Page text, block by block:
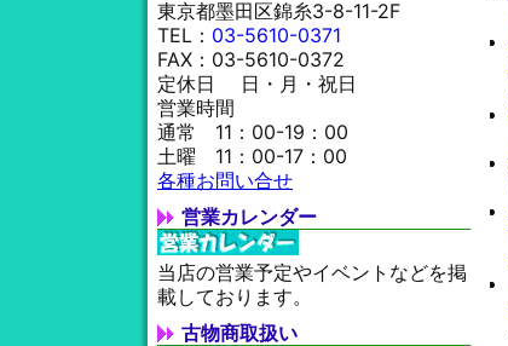
東京都墨田区錦糸3-8-11-2F
TEL： 03-5610-0371
FAX：03-5610-0372
定休日 日・月・祝日
営業時間
通常 11：00-19：00
土曜 11：00-17：00
各種お問い合せ
営業カレンダー
当店の営業予定やイベントなどを掲
載しております。
古物商取扱い